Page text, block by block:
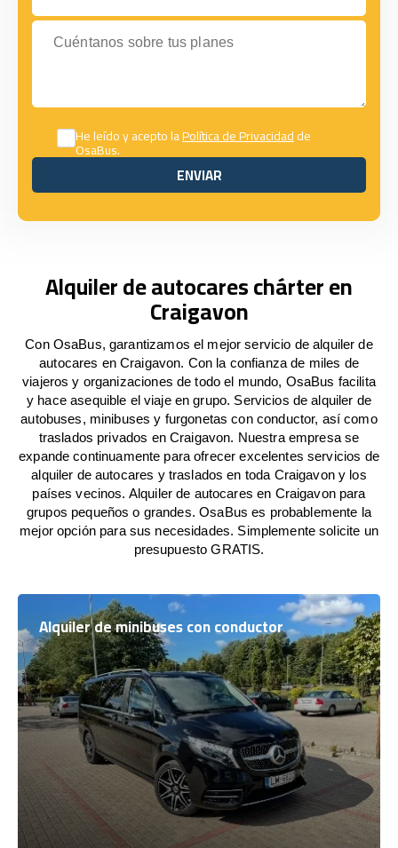
Cuéntanos sobre tus planes
He leído y acepto laPolítica de Privacidadde
OsaBus.
ENVIAR
ENVIAR
Alquiler de autocares chárter en
Craigavon
Con OsaBus, garantizamos el mejor servicio de alquiler de
autocares en Craigavon. Con la confianza de miles de
viajeros y organizaciones de todo el mundo, OsaBus facilita
y hace asequible el viaje en grupo. Servicios de alquiler de
autobuses, minibuses y furgonetas con conductor, así como
traslados privados en Craigavon. Nuestra empresa se
expande continuamente para ofrecer excelentes servicios de
alquiler de autocares y traslados en toda Craigavon y los
países vecinos. Alquiler de autocares en Craigavon para
grupos pequeños o grandes. OsaBus es probablemente la
mejor opción para sus necesidades. Simplemente solicite un
presupuesto GRATIS.
Alquiler de minibuses con conductor